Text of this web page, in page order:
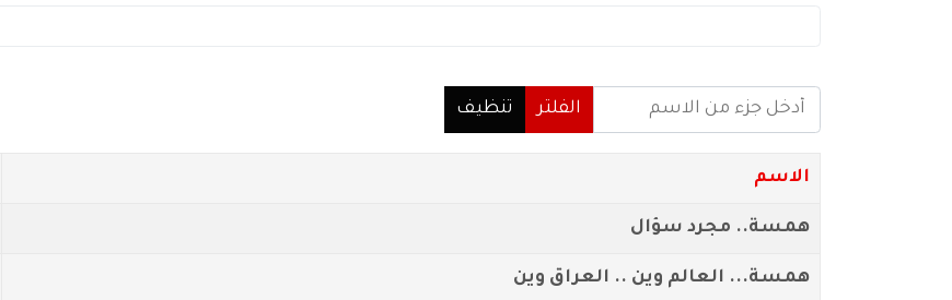
أدخل جزء من الاسم
الفلتر تنظيف
الاسم
همسة.. مجرد سؤال
همسة... العالم وين .. العراق وين